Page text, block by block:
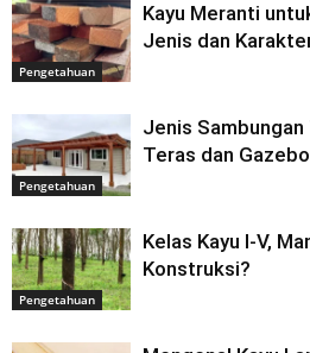
Pengetahuan
Kayu Meranti
Jenis dan
Pengetahuan
Jenis
Teras dan Gazebo
Pengetahuan
Kelas Kayu I-V,
Konstruksi?